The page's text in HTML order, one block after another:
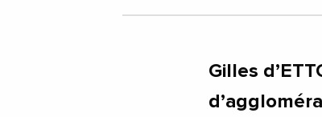
Gilles